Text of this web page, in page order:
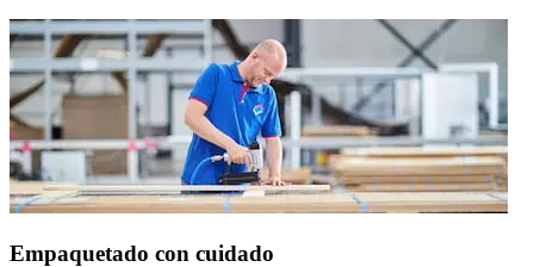
Empaquetado con cuidado